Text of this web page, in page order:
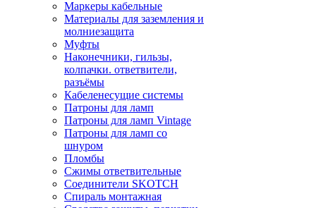
Маркеры кабельные
Материалы для заземления и
молниезащита
Муфты
Наконечники, гильзы,
колпачки. ответвители,
разъёмы
Кабеленесущие системы
Патроны для ламп
Патроны для ламп Vintage
Патроны для ламп со
шнуром
Пломбы
Сжимы ответвительные
Соединители SKOTCH
Спираль монтажная